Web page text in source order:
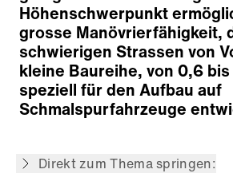
Höhenschwerpunkt
grosse Manövrierfähigkeit,
schwierigen Strassen von
kleine Baureihe, von 0,6 bis
speziell für den Aufbau auf
Schmalspurfahrzeuge
Direkt zum Thema springen:
Modulares Konzept
Dosier- und Fördersysteme
Verteilersysteme
Antriebssysteme
Steuerungs- und Informationstechnik
Zurück zur Übersicht